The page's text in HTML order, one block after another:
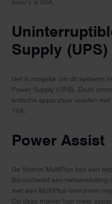
accu’s is 20A.
Supply (UPS)
Het is mogelijk om dit systeem
Power Supply (UPS). Deze
kritische apparatuur voeden
16A.
Power Assist
De Victron MultiPlus kan een
Bijvoorbeeld een netaansluiting
met een MultiPlus omvormer
Op deze manier kan meer